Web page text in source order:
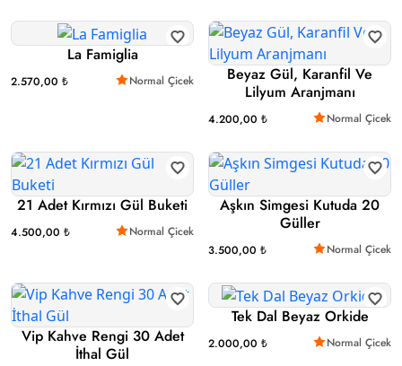
La Famiglia
2.570,00 ₺ Normal Çicek
Beyaz Gül, Karanfil Ve
Lilyum Aranjmanı
4.200,00 ₺ Normal Çicek
21 Adet Kırmızı Gül Buketi
4.500,00 ₺ Normal Çicek
Aşkın Simgesi Kutuda 20
Güller
3.500,00 ₺ Normal Çicek
Vip Kahve Rengi 30 Adet
İthal Gül
Tek Dal Beyaz Orkide
2.000,00 ₺ Normal Çicek